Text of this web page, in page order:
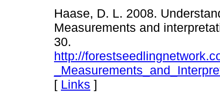
Haase, D. L. 2008.
Measurements and
30.
http://
[ Links ]